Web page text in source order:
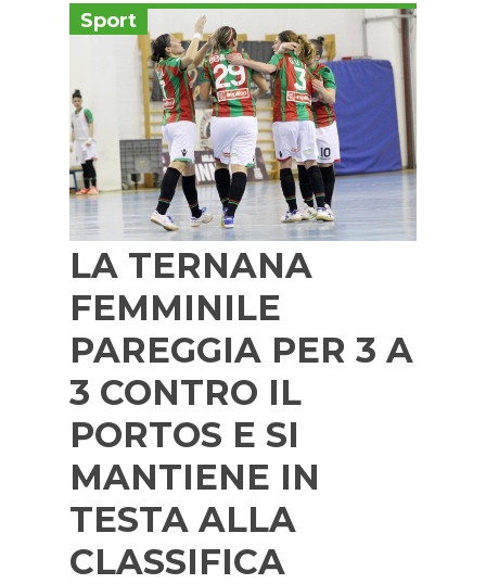
Sport
LA TERNANA
FEMMINILE
PAREGGIA PER 3 A
3 CONTRO IL
PORTOS E SI
MANTIENE IN
TESTA ALLA
CLASSIFICA